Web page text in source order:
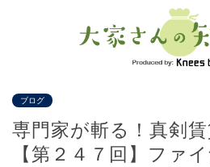
ブログ
専門家が斬る！真剣
【第２４７回】ファ